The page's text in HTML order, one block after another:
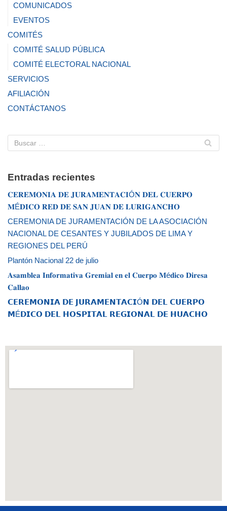
COMUNICADOS
EVENTOS
COMITÉS
COMITÉ SALUD PÚBLICA
COMITÉ ELECTORAL NACIONAL
SERVICIOS
AFILIACIÓN
CONTÁCTANOS
Entradas recientes
𝐂𝐄𝐑𝐄𝐌𝐎𝐍𝐈𝐀 𝐃𝐄 𝐉𝐔𝐑𝐀𝐌𝐄𝐍𝐓𝐀𝐂𝐈Ó𝐍 𝐃𝐄𝐋 𝐂𝐔𝐄𝐑𝐏𝐎
𝐌É𝐃𝐈𝐂𝐎 𝐑𝐄𝐃 𝐃𝐄 𝐒𝐀𝐍 𝐉𝐔𝐀𝐍 𝐃𝐄 𝐋𝐔𝐑𝐈𝐆𝐀𝐍𝐂𝐇𝐎
CEREMONIA DE JURAMENTACIÓN DE LA ASOCIACIÓN
NACIONAL DE CESANTES Y JUBILADOS DE LIMA Y
REGIONES DEL PERÚ
Plantón Nacional 22 de julio
𝐀𝐬𝐚𝐦𝐛𝐥𝐞𝐚 𝐈𝐧𝐟𝐨𝐫𝐦𝐚𝐭𝐢𝐯𝐚 𝐆𝐫𝐞𝐦𝐢𝐚𝐥 𝐞𝐧 𝐞𝐥 𝐂𝐮𝐞𝐫𝐩𝐨 𝐌é𝐝𝐢𝐜𝐨 𝐃𝐢𝐫𝐞𝐬𝐚
𝐂𝐚𝐥𝐥𝐚𝐨
𝗖𝗘𝗥𝗘𝗠𝗢𝗡𝗜𝗔 𝗗𝗘 𝗝𝗨𝗥𝗔𝗠𝗘𝗡𝗧𝗔𝗖𝗜Ó𝗡 𝗗𝗘𝗟 𝗖𝗨𝗘𝗥𝗣𝗢
𝗠É𝗗𝗜𝗖𝗢 𝗗𝗘𝗟 𝗛𝗢𝗦𝗣𝗜𝗧𝗔𝗟 𝗥𝗘𝗚𝗜𝗢𝗡𝗔𝗟 𝗗𝗘 𝗛𝗨𝗔𝗖𝗛𝗢